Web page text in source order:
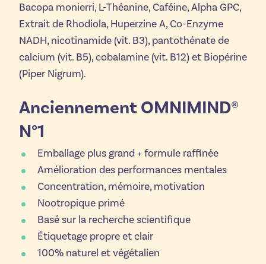
Bacopa monierri, L-Théanine, Caféine, Alpha GPC,
Extrait de Rhodiola, Huperzine A, Co-Enzyme
NADH, nicotinamide (vit. B3), pantothénate de
calcium (vit. B5), cobalamine (vit. B12) et Biopérine
(Piper Nigrum).
Anciennement OMNIMIND®
N°1
Emballage plus grand + formule raffinée
Amélioration des performances mentales
Concentration, mémoire, motivation
Nootropique primé
Basé sur la recherche scientifique
Étiquetage propre et clair
100% naturel et végétalien